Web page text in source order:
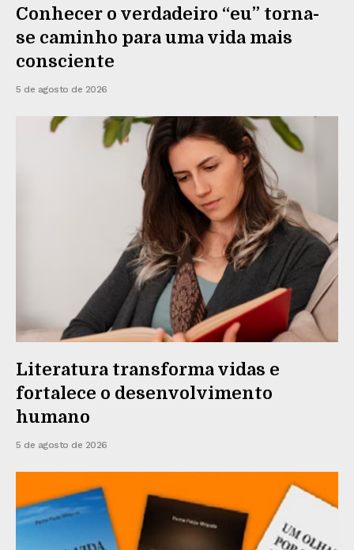
Conhecer o verdadeiro “eu” torna-
se caminho para uma vida mais
consciente
5 de agosto de 2026
Literatura transforma vidas e
fortalece o desenvolvimento
humano
5 de agosto de 2026